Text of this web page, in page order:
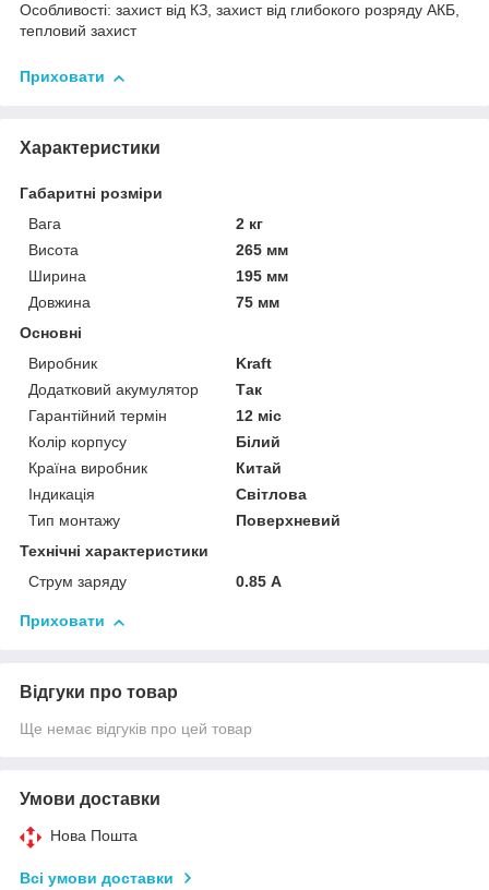
Особливості: захист від КЗ, захист від глибокого розряду АКБ,
тепловий захист
Приховати
Характеристики
Габаритні розміри
Вага
2 кг
Висота
265 мм
Ширина
195 мм
Довжина
75 мм
Основні
Виробник
Kraft
Додатковий акумулятор
Так
Гарантійний термін
12 міс
Колір корпусу
Білий
Країна виробник
Китай
Індикація
Світлова
Тип монтажу
Поверхневий
Технічні характеристики
Струм заряду
0.85 А
Приховати
Відгуки про товар
Ще немає відгуків про цей товар
Умови доставки
Нова Пошта
Всі умови доставки